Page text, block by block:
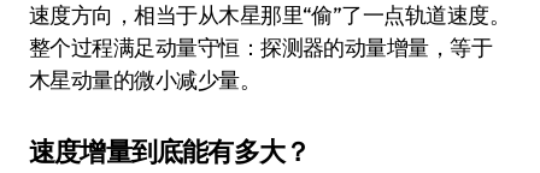
速度方向，相当于从木星那里“偷”了一点轨道速度。
整个过程满足动量守恒：探测器的动量增量，等于
木星动量的微小减少量。
速度增量到底能有多大？